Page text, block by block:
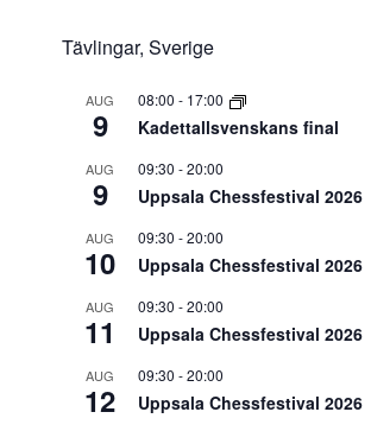
Tävlingar, Sverige
AUG
9
08:00 - 17:00
Kadettallsvenskans final
AUG
9
09:30 -20:00
Uppsala Chessfestival 2026
AUG
10
09:30 -20:00
Uppsala Chessfestival 2026
AUG
11
09:30 -20:00
Uppsala Chessfestival 2026
AUG
12
09:30 -20:00
Uppsala Chessfestival 2026